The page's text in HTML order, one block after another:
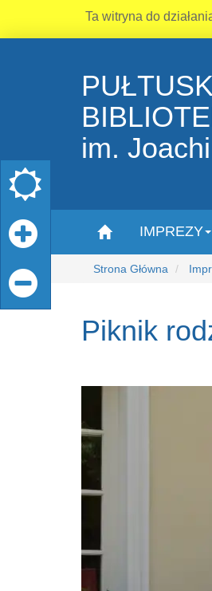
Ta witryna do
im.
IMPREZY
Strona Główna
Piknik